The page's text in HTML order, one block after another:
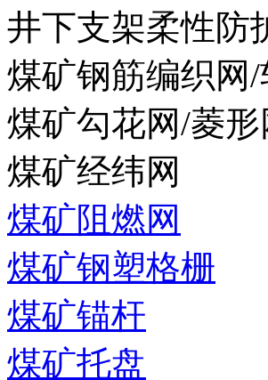
井下支架柔性防
煤矿钢筋编织网
煤矿勾花网/菱形
煤矿经纬网
煤矿阻燃网
煤矿钢塑格栅
煤矿锚杆
煤矿托盘